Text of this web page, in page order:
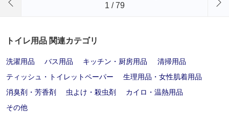
1 /79
トイレ用品 関連カテゴリ
洗濯用品 バス用品 キッチン・厨房用品
清掃用品
ティッシュ・トイレットペーパー
生理用品・女性肌着用品
消臭剤・芳香剤
虫よけ・殺虫剤
カイロ・温熱用品
その他